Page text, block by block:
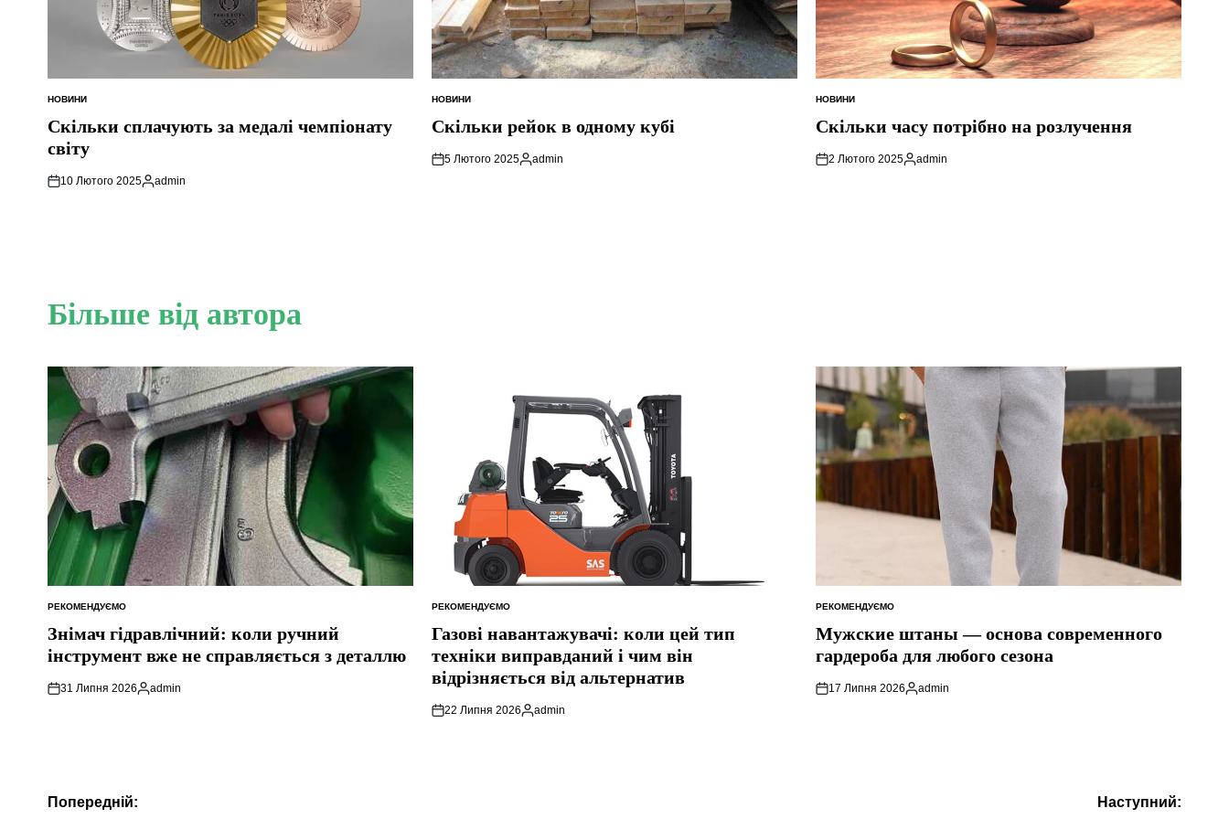
ОПУБЛІКУВАТИ
НОВИНИ
Скільки сплачують за медалі чемпіонату
світу
10 Лютого 2025
Опубліковано
admin
ОПУБЛІКУВАТИ
НОВИНИ
Скільки рейок в одному кубі
5 Лютого 2025
Опубліковано
admin
ОПУБЛІКУВАТИ
НОВИНИ
Скільки часу потрібно на розлучення
2 Лютого 2025
Опубліковано
admin
Більше від автора
ОПУБЛІКУВАТИ
РЕКОМЕНДУЄМО
Знімач гідравлічний: коли ручний
інструмент вже не справляється з деталлю
31 Липня 2026
Опубліковано
admin
ОПУБЛІКУВАТИ
РЕКОМЕНДУЄМО
Газові навантажувачі: коли цей тип
техніки виправданий і чим він
відрізняється від альтернатив
22 Липня 2026
Опубліковано
admin
ОПУБЛІКУВАТИ
РЕКОМЕНДУЄМО
Мужские штаны — основа современного
гардероба для любого сезона
17 Липня 2026
Опубліковано
admin
Навігація
Попередній: Наступний: